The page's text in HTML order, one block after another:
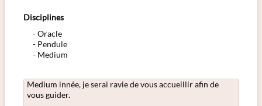
Disciplines
Oracle
Pendule
Medium
Medium innée, je serai ravie de vous accueillir afin de
vous guider.